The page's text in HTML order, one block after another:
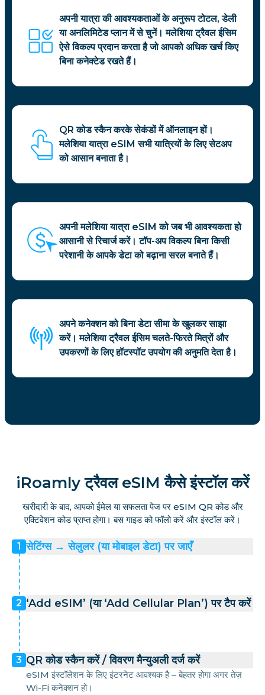
अपनी यात्रा की आवश्यकताओं के अनुरूप टोटल, डेली
या अनलिमिटेड प्लान में से चुनें। मलेशिया ट्रैवल ईसिम
ऐसे विकल्प प्रदान करता है जो आपको अधिक खर्च किए
बिना कनेक्टेड रखते हैं।
QR कोड स्कैन करके सेकंडों में ऑनलाइन हों।
मलेशिया यात्रा eSIM सभी यात्रियों के लिए सेटअप
को आसान बनाता है।
अपनी मलेशिया यात्रा eSIM को जब भी आवश्यकता हो
आसानी से रिचार्ज करें। टॉप-अप विकल्प बिना किसी
परेशानी के आपके डेटा को बढ़ाना सरल बनाते हैं।
अपने कनेक्शन को बिना डेटा सीमा के खुलकर साझा
करें। मलेशिया ट्रैवल ईसिम चलते-फिरते मित्रों और
उपकरणों के लिए हॉटस्पॉट उपयोग की अनुमति देता है।
iRoamly ट्रैवल eSIM कैसे इंस्टॉल करें
खरीदारी के बाद, आपको ईमेल या सफलता पेज पर eSIM QR कोड और
एक्टिवेशन कोड प्राप्त होगा। बस गाइड को फॉलो करें और इंस्टॉल करें।
1 सेटिंग्स → सेलुलर (या मोबाइल डेटा) पर जाएँ
2 ‘Add eSIM’ (या ‘Add Cellular Plan’) पर टैप करें
3 QR कोड स्कैन करें / विवरण मैन्युअली दर्ज करें
eSIM इंस्टॉलेशन के लिए इंटरनेट आवश्यक है – बेहतर होगा अगर तेज़
Wi-Fi कनेक्शन हो।